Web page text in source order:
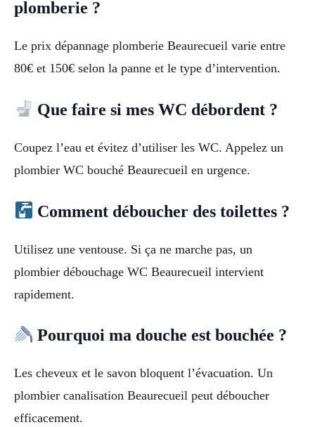
plomberie ?
Le prix dépannage plomberie Beaurecueil varie entre
80€ et 150€ selon la panne et le type d’intervention.
Que faire si mes WC débordent ?
Coupez l’eau et évitez d’utiliser les WC. Appelez un
plombier WC bouché Beaurecueil en urgence.
Comment déboucher des toilettes ?
Utilisez une ventouse. Si ça ne marche pas, un
plombier débouchage WC Beaurecueil intervient
rapidement.
Pourquoi ma douche est bouchée ?
Les cheveux et le savon bloquent l’évacuation. Un
plombier canalisation Beaurecueil peut déboucher
efficacement.